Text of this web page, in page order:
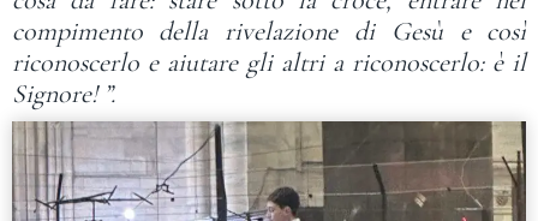
compimento della rivelazione di Gesù e così
riconoscerlo e aiutare gli altri a riconoscerlo: è il
Signore! ”.